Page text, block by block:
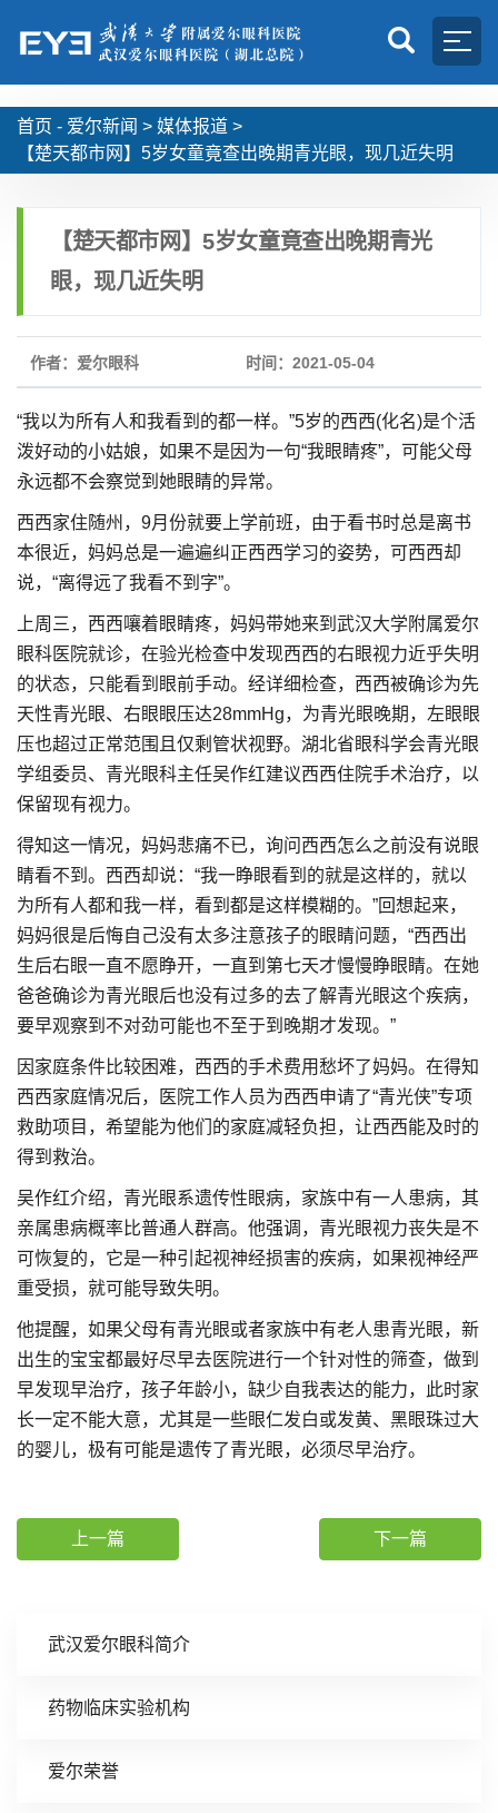
首页 - 爱尔新闻 > 媒体报道 >
【楚天都市网】5岁女童竟查出晚期青光眼，现几近失明
武汉爱尔眼科简介
药物临床实验机构
爱尔荣誉
【楚天都市网】5岁女童竟查出晚期青光
眼，现几近失明
作者：爱尔眼科 时间：2021-05-04
“我以为所有人和我看到的都一样。”5岁的西西(化名)是个活
泼好动的小姑娘，如果不是因为一句“我眼睛疼”，可能父母
永远都不会察觉到她眼睛的异常。
西西家住随州，9月份就要上学前班，由于看书时总是离书
本很近，妈妈总是一遍遍纠正西西学习的姿势，可西西却
说，“离得远了我看不到字”。
上周三，西西嚷着眼睛疼，妈妈带她来到武汉大学附属爱尔
眼科医院就诊，在验光检查中发现西西的右眼视力近乎失明
的状态，只能看到眼前手动。经详细检查，西西被确诊为先
天性青光眼、右眼眼压达28mmHg，为青光眼晚期，左眼眼
压也超过正常范围且仅剩管状视野。湖北省眼科学会青光眼
学组委员、青光眼科主任吴作红建议西西住院手术治疗，以
保留现有视力。
得知这一情况，妈妈悲痛不已，询问西西怎么之前没有说眼
睛看不到。西西却说：“我一睁眼看到的就是这样的，就以
为所有人都和我一样，看到都是这样模糊的。”回想起来，
妈妈很是后悔自己没有太多注意孩子的眼睛问题，“西西出
生后右眼一直不愿睁开，一直到第七天才慢慢睁眼睛。在她
爸爸确诊为青光眼后也没有过多的去了解青光眼这个疾病，
要早观察到不对劲可能也不至于到晚期才发现。”
因家庭条件比较困难，西西的手术费用愁坏了妈妈。在得知
西西家庭情况后，医院工作人员为西西申请了“青光侠”专项
救助项目，希望能为他们的家庭减轻负担，让西西能及时的
得到救治。
吴作红介绍，青光眼系遗传性眼病，家族中有一人患病，其
亲属患病概率比普通人群高。他强调，青光眼视力丧失是不
可恢复的，它是一种引起视神经损害的疾病，如果视神经严
重受损，就可能导致失明。
他提醒，如果父母有青光眼或者家族中有老人患青光眼，新
出生的宝宝都最好尽早去医院进行一个针对性的筛查，做到
早发现早治疗，孩子年龄小，缺少自我表达的能力，此时家
长一定不能大意，尤其是一些眼仁发白或发黄、黑眼珠过大
的婴儿，极有可能是遗传了青光眼，必须尽早治疗。
上一篇 下一篇